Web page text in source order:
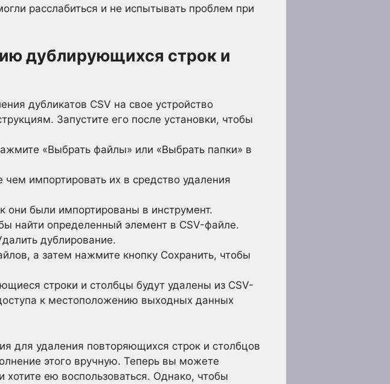
расслабиться и не испытывать проблем при
дублирующихся строк и
дубликатов CSV на свое устройство
Запустите его после установки, чтобы
«Выбрать файлы» или «Выбрать папки» в
импортировать их в средство удаления
они были импортированы в инструмент.
найти определенный элемент в CSV-файле.
дублирование.
а затем нажмите кнопку Сохранить, чтобы
строки и столбцы будут удалены из CSV-
к местоположению выходных данных
для удаления повторяющихся строк и столбцов
этого вручную. Теперь вы можете
хотите ею воспользоваться. Однако, чтобы